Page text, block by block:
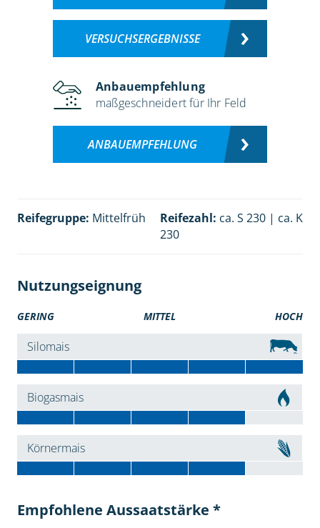
VERSUCHSERGEBNISSE
Anbauempfehlung
maßgeschneidert für Ihr Feld
ANBAUEMPFEHLUNG
Reifegruppe: Mittelfrüh Reifezahl: ca. S 230 | ca. K
230
Nutzungseignung
GERING MITTEL HOCH
Silomais
Biogasmais
Körnermais
Empfohlene Aussaatstärke *